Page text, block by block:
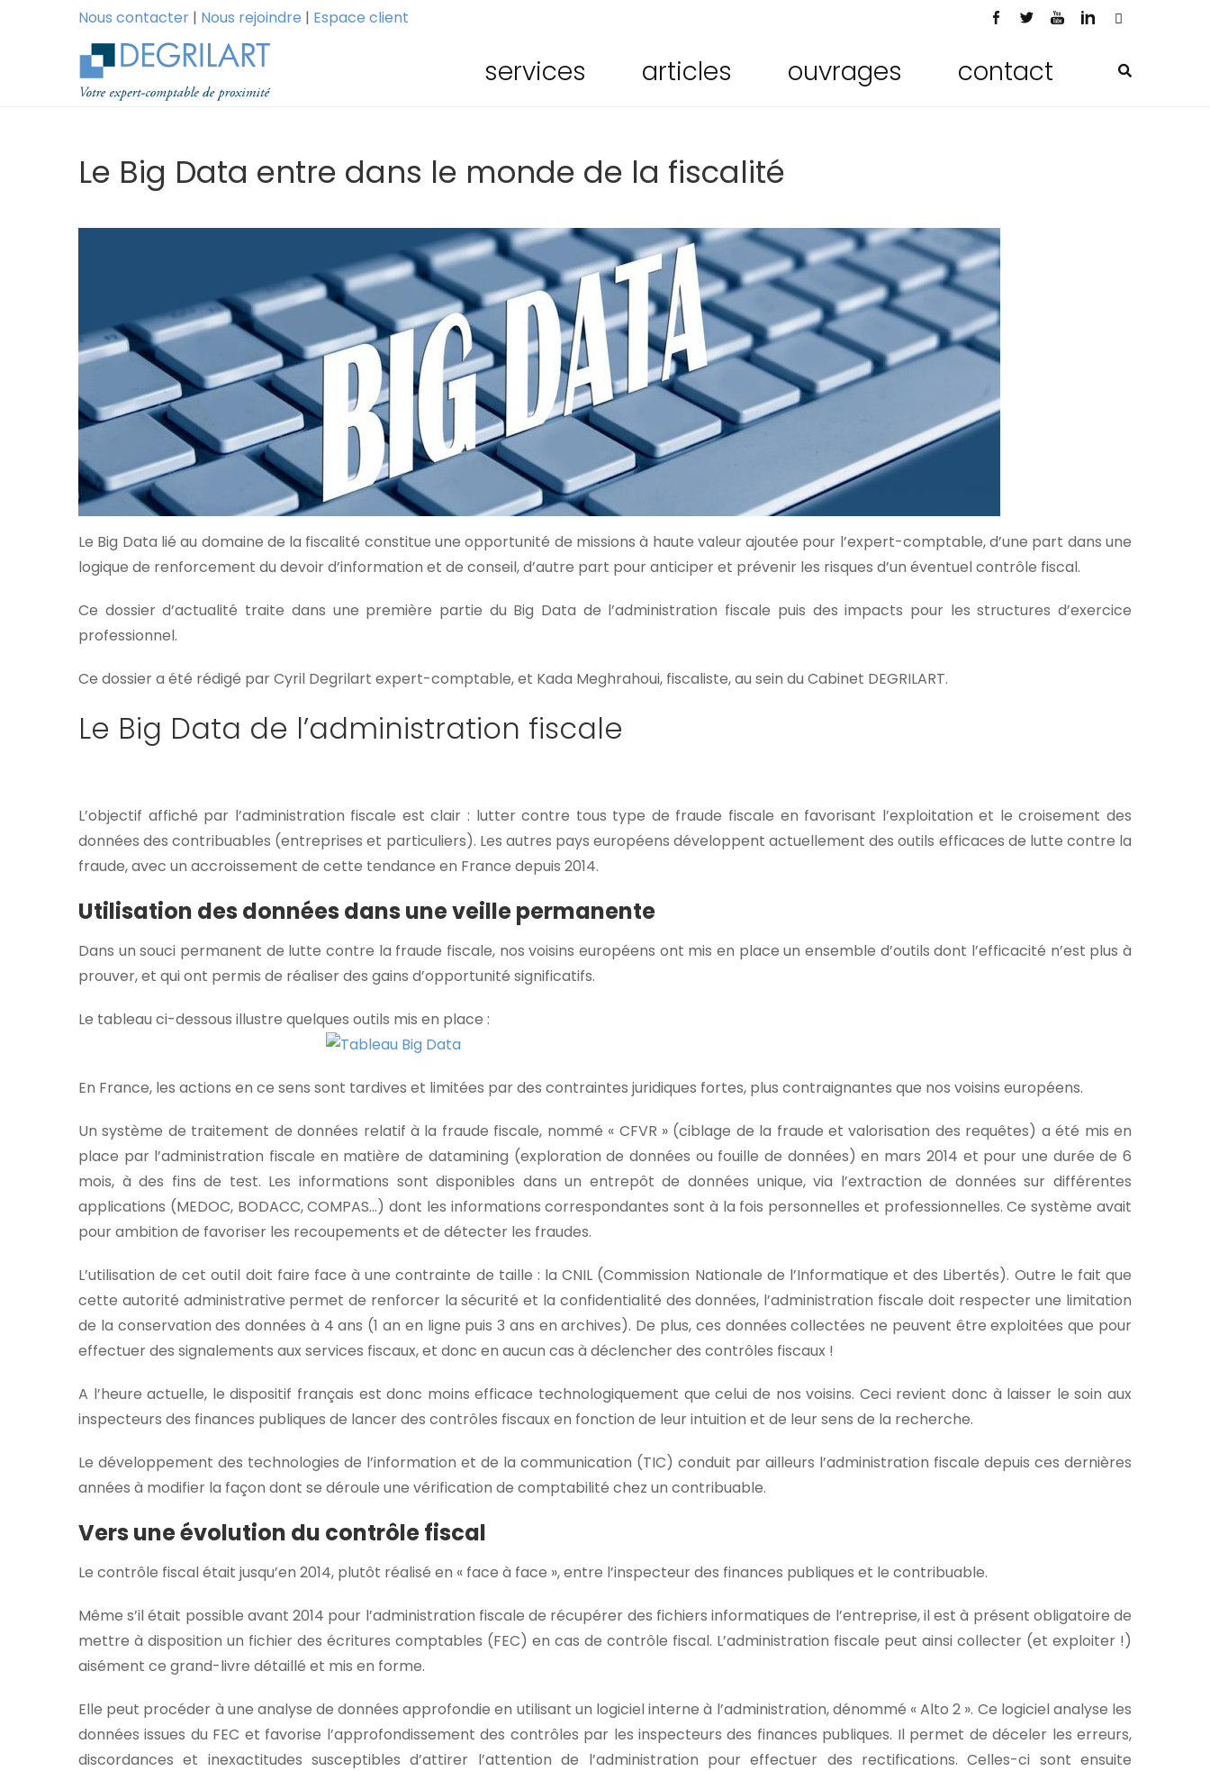
Nous contacter | Nous rejoindre | Espace client
services articles ouvrages contact
Le Big Data entre dans le monde de la fiscalité
Le Big Data lié au domaine de la fiscalité constitue une opportunité de missions à haute valeur ajoutée pour l’expert-comptable, d’une part dans une
logique de renforcement du devoir d’information et de conseil, d’autre part pour anticiper et prévenir les risques d’un éventuel contrôle fiscal.
Ce dossier d’actualité traite dans une première partie du Big Data de l’administration fiscale puis des impacts pour les structures d’exercice
professionnel.
Ce dossier a été rédigé par Cyril Degrilart expert-comptable, et Kada Meghrahoui, fiscaliste, au sein du Cabinet DEGRILART.
Le Big Data de l’administration fiscale
L’objectif affiché par l’administration fiscale est clair : lutter contre tous type de fraude fiscale en favorisant l’exploitation et le croisement des
données des contribuables (entreprises et particuliers). Les autres pays européens développent actuellement des outils efficaces de lutte contre la
fraude, avec un accroissement de cette tendance en France depuis 2014.
Utilisation des données dans une veille permanente
Dans un souci permanent de lutte contre la fraude fiscale, nos voisins européens ont mis en place un ensemble d’outils dont l’efficacité n’est plus à
prouver, et qui ont permis de réaliser des gains d’opportunité significatifs.
Le tableau ci-dessous illustre quelques outils mis en place :
En France, les actions en ce sens sont tardives et limitées par des contraintes juridiques fortes, plus contraignantes que nos voisins européens.
Un système de traitement de données relatif à la fraude fiscale, nommé « CFVR » (ciblage de la fraude et valorisation des requêtes) a été mis en
place par l’administration fiscale en matière de datamining (exploration de données ou fouille de données) en mars 2014 et pour une durée de 6
mois, à des fins de test. Les informations sont disponibles dans un entrepôt de données unique, via l’extraction de données sur différentes
applications (MEDOC, BODACC, COMPAS…) dont les informations correspondantes sont à la fois personnelles et professionnelles. Ce système avait
pour ambition de favoriser les recoupements et de détecter les fraudes.
L’utilisation de cet outil doit faire face à une contrainte de taille : la CNIL (Commission Nationale de l’Informatique et des Libertés). Outre le fait que
cette autorité administrative permet de renforcer la sécurité et la confidentialité des données, l’administration fiscale doit respecter une limitation
de la conservation des données à 4 ans (1 an en ligne puis 3 ans en archives). De plus, ces données collectées ne peuvent être exploitées que pour
effectuer des signalements aux services fiscaux, et donc en aucun cas à déclencher des contrôles fiscaux !
A l’heure actuelle, le dispositif français est donc moins efficace technologiquement que celui de nos voisins. Ceci revient donc à laisser le soin aux
inspecteurs des finances publiques de lancer des contrôles fiscaux en fonction de leur intuition et de leur sens de la recherche.
Le développement des technologies de l’information et de la communication (TIC) conduit par ailleurs l’administration fiscale depuis ces dernières
années à modifier la façon dont se déroule une vérification de comptabilité chez un contribuable.
Vers une évolution du contrôle fiscal
Le contrôle fiscal était jusqu’en 2014, plutôt réalisé en « face à face », entre l’inspecteur des finances publiques et le contribuable.
Même s’il était possible avant 2014 pour l’administration fiscale de récupérer des fichiers informatiques de l’entreprise, il est à présent obligatoire de
mettre à disposition un fichier des écritures comptables (FEC) en cas de contrôle fiscal. L’administration fiscale peut ainsi collecter (et exploiter !)
aisément ce grand-livre détaillé et mis en forme.
Elle peut procéder à une analyse de données approfondie en utilisant un logiciel interne à l’administration, dénommé « Alto 2 ». Ce logiciel analyse les
données issues du FEC et favorise l’approfondissement des contrôles par les inspecteurs des finances publiques. Il permet de déceler les erreurs,
discordances et inexactitudes susceptibles d’attirer l’attention de l’administration pour effectuer des rectifications. Celles-ci sont ensuite